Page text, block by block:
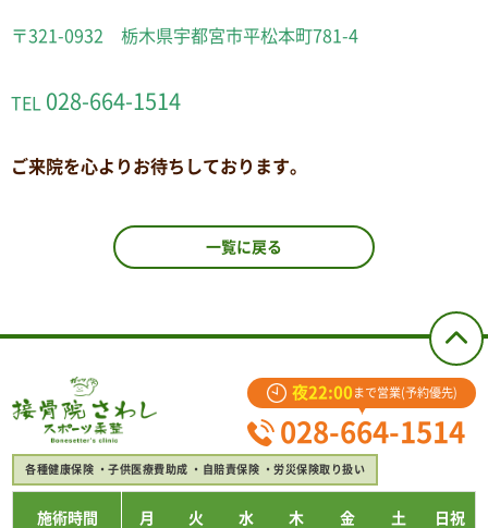
〒321-0932 栃木県宇都宮市平松本町781-4
TEL 028-664-1514
ご来院を心よりお待ちしております。
一覧に戻る
夜22:00 まで営業(予約優先)
028-664-1514
各種健康保険 子供医療費助成 自賠責保険 労災保険取り扱い
施術時間 月 火 水 木 金 土 日祝